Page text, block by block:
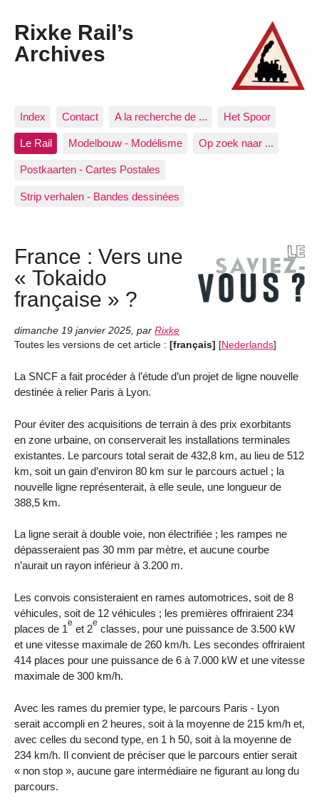
Rixke Rail’s
Archives
Index Contact A la recherche de ... Het Spoor
Le Rail Modelbouw - Modélisme Op zoek naar ...
Postkaarten - Cartes Postales
Strip verhalen - Bandes dessinées
France : Vers une
« Tokaido
française » ?
dimanche 19 janvier 2025, par Rixke
Toutes les versions de cet article : [français] [Nederlands]
La SNCF a fait procéder à l’étude d’un projet de ligne nouvelle
destinée à relier Paris à Lyon.
Pour éviter des acquisitions de terrain à des prix exorbitants
en zone urbaine, on conserverait les installations terminales
existantes. Le parcours total serait de 432,8 km, au lieu de 512
km, soit un gain d’environ 80 km sur le parcours actuel ; la
nouvelle ligne représenterait, à elle seule, une longueur de
388,5 km.
La ligne serait à double voie, non électrifiée ; les rampes ne
dépasseraient pas 30 mm par mètre, et aucune courbe
n’aurait un rayon inférieur à 3.200 m.
Les convois consisteraient en rames automotrices, soit de 8
véhicules, soit de 12 véhicules ; les premières offriraient 234
places de 1e et 2e classes, pour une puissance de 3.500 kW
et une vitesse maximale de 260 km/h. Les secondes offriraient
414 places pour une puissance de 6 à 7.000 kW et une vitesse
maximale de 300 km/h.
Avec les rames du premier type, le parcours Paris - Lyon
serait accompli en 2 heures, soit à la moyenne de 215 km/h et,
avec celles du second type, en 1 h 50, soit à la moyenne de
234 km/h. Il convient de préciser que le parcours entier serait
« non stop », aucune gare intermédiaire ne figurant au long du
parcours.